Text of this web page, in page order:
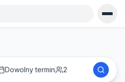
Dowolny termin 2